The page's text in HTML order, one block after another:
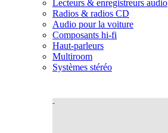
Lecteurs & enregistreurs audio
Radios & radios CD
Audio pour la voiture
Composants hi-fi
Haut-parleurs
Multiroom
Systèmes stéréo